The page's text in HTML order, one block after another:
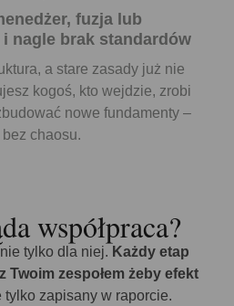
fuzja lub
nagle brak standardów
a stare zasady już nie
kogoś, kto wejdzie, zrobi
nowe fundamenty –
bez chaosu.
współpraca?
tylko dla niej. Każdy etap
Twoim zespołemżeby efekt
tylko zapisany w raporcie.